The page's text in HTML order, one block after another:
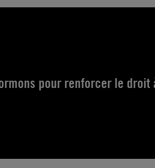
pour renforcer le